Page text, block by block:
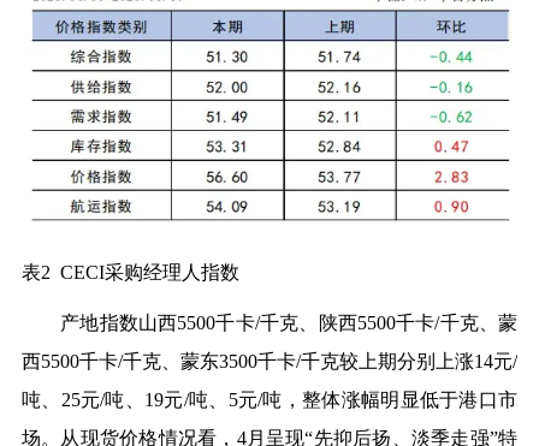
表2 CECI采购经理人指数
产地指数山西5500千卡/千克、陕西5500千卡/千克、蒙
西5500千卡/千克、蒙东3500千卡/千克较上期分别上涨14元/
吨、25元/吨、19元/吨、5元/吨，整体涨幅明显低于港口市
场。从现货价格情况看，4月呈现“先抑后扬、淡季走强”特